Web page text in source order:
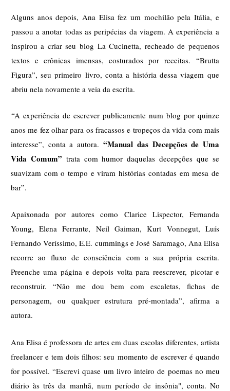
Alguns anos depois, Ana Elisa fez um mochilão pela Itália, e
passou a anotar todas as peripécias da viagem. A experiência a
inspirou a criar seu blog La Cucinetta, recheado de pequenos
textos e crônicas imensas, costurados por receitas. “Brutta
Figura”, seu primeiro livro, conta a história dessa viagem que
abriu nela novamente a veia da escrita.
“A experiência de escrever publicamente num blog por quinze
anos me fez olhar para os fracassos e tropeços da vida com mais
interesse”, conta a autora. “Manual das Decepções de Uma
Vida Comum” trata com humor daquelas decepções que se
suavizam com o tempo e viram histórias contadas em mesa de
bar”.
Apaixonada por autores como Clarice Lispector, Fernanda
Young, Elena Ferrante, Neil Gaiman, Kurt Vonnegut, Luís
Fernando Veríssimo, E.E. cummings e José Saramago, Ana Elisa
recorre ao fluxo de consciência com a sua própria escrita.
Preenche uma página e depois volta para reescrever, picotar e
reconstruir. “Não me dou bem com escaletas, fichas de
personagem, ou qualquer estrutura pré-montada”, afirma a
autora.
Ana Elisa é professora de artes em duas escolas diferentes, artista
freelancer e tem dois filhos: seu momento de escrever é quando
for possível. “Escrevi quase um livro inteiro de poemas no meu
diário às três da manhã, num período de insônia", conta. No